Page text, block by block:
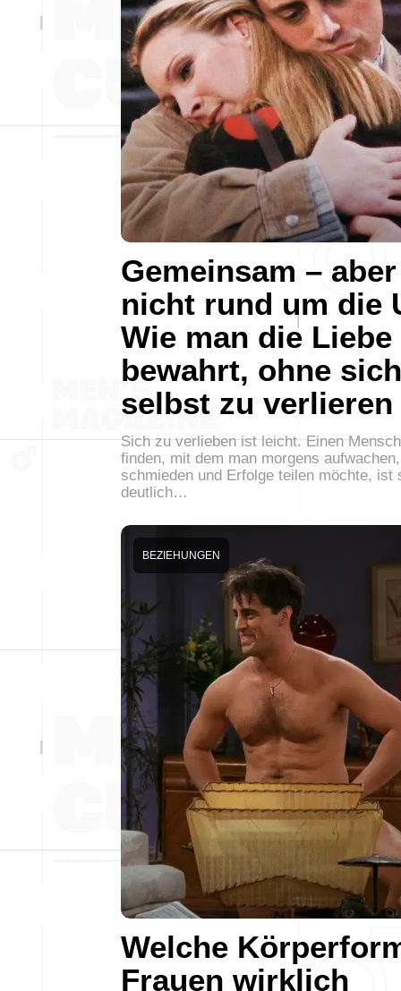
Gemeinsam – aber
nicht rund um die
Wie man die Liebe
bewahrt, ohne sich
selbst zu verlieren
Sich zu verlieben ist leicht. Einen
finden, mit dem man morgens
schmieden und Erfolge teilen möchte, ist
deutlich…
Welche
Frauen wirklich
BEZIEHUNGEN